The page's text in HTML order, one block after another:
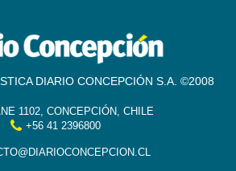
DIARIO CONCEPCIÓN S.A. ©2008
1102, CONCEPCIÓN, CHILE
+56 41 2396800